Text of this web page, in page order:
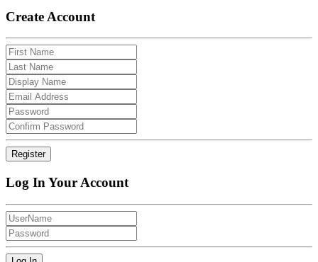
Create Account
Log In Your Account